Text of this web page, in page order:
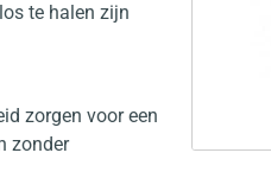
te halen zijn
zorgen voor een
zonder